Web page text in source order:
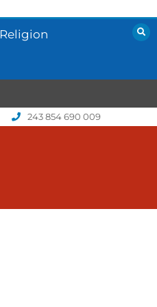
Religion
243 854 690 009